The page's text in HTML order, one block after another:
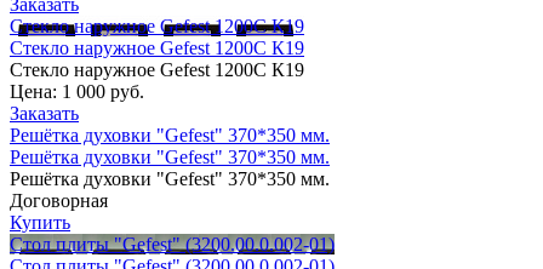
Стекло наружное Gefest 1200С К19
Стекло наружное Gefest 1200С К19
Стекло наружное Gefest 1200С К19
Цена: 1 000 руб.
Заказать
Решётка духовки "Gefest" 370*350 мм.
Решётка духовки "Gefest" 370*350 мм.
Решётка духовки "Gefest" 370*350 мм.
Договорная
Купить
Стол плиты "Gefest" (3200.00.0.002-01)